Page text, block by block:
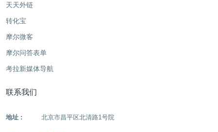
天天外链
转化宝
摩尔微客
摩尔问答表单
考拉新媒体导航
联系我们
地址 : 北京市昌平区北清路1号院